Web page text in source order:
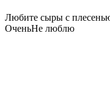
Любите сыры с
ОченьНе люблю